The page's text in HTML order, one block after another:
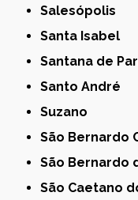
Salesópolis
Santa Isabel
Santana de
Santo André
Suzano
São Bernardo
São Bernardo
São Caetano